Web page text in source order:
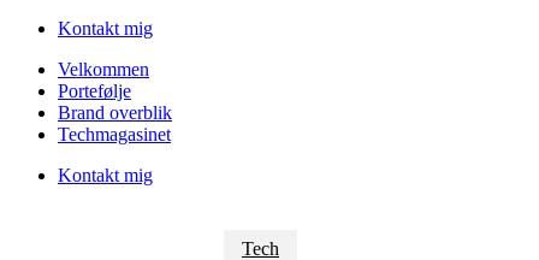
Kontakt mig
Menu
Velkommen
Portefølje
Brand overblik
Techmagasinet
Kontakt mig
Tech